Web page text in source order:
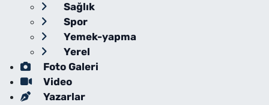
Sağlık
Spor
Yemek-yapma
Yerel
Foto Galeri
Video
Yazarlar